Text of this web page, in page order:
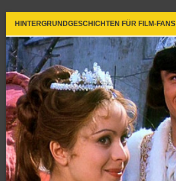
HINTERGRUNDGESCHICHTEN FÜR FILM-FANS